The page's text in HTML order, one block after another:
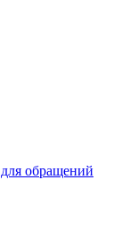
обращений